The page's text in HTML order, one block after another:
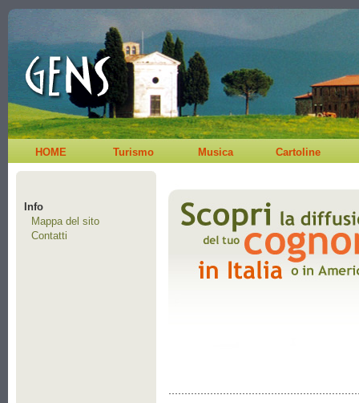
HOME Turismo Musica Cartoline
Info
Mappa del sito
Contatti